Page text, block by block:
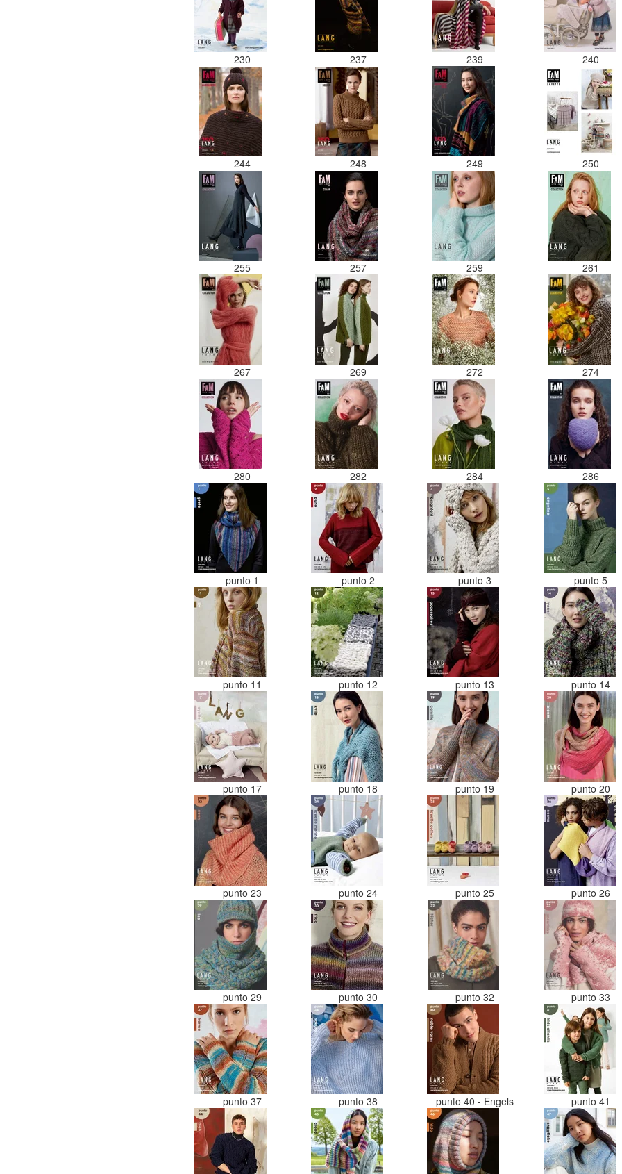
230 237 239 240
244 248 249 250
255 257 259 261
267 269 272 274
280 282 284 286
punto 1 punto 2 punto 3 punto 5
punto 11 punto 12 punto 13 punto 14
punto 17 punto 18 punto 19 punto 20
punto 23 punto 24 punto 25 punto 26
punto 29 punto 30 punto 32 punto 33
punto 37 punto 38 punto 40 - Engels punto 41